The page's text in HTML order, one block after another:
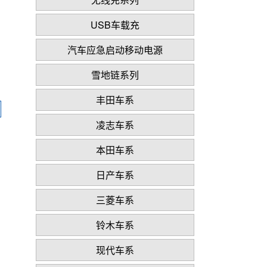
USB车载充
汽车应急启动移动电源
雪地链系列
丰田车系
凌志车系
本田车系
日产车系
三菱车系
铃木车系
现代车系